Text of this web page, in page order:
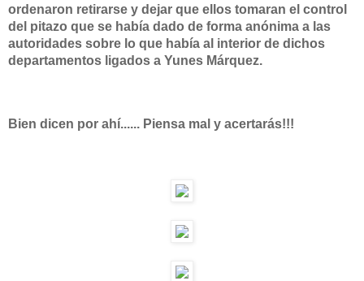
ordenaron retirarse y dejar que ellos tomaran el control
del pitazo que se había dado de forma anónima a las
autoridades sobre lo que había al interior de dichos
departamentos ligados a Yunes Márquez.
Bien dicen por ahí...... Piensa mal y acertarás!!!